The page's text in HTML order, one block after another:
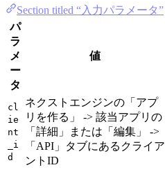
Section titled “入力パラメータ”
パ
ラ
メ
ー
タ
値
cl
ie
nt
_i
d
ネクストエンジンの「アプ
リを作る」 -> 該当アプリの
「詳細」または「編集」 ->
「API」タブにあるクライア
ントID